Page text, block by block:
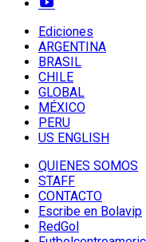
Ediciones
ARGENTINA
BRASIL
CHILE
GLOBAL
MÉXICO
PERU
US ENGLISH
QUIENES SOMOS
STAFF
CONTACTO
Escribe en Bolavip
RedGol